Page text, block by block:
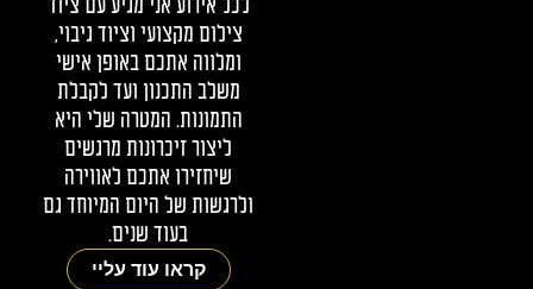
לכל אירוע אני מגיע עם ציוד
צילום מקצועי וציוד גיבוי,
ומלווה אתכם באופן אישי
משלב התכנון ועד לקבלת
התמונות. המטרה שלי היא
ליצור זיכרונות מרגשים
שיחזירו אתכם לאווירה
ולרגשות של היום המיוחד גם
בעוד שנים.
קראו עוד עליי